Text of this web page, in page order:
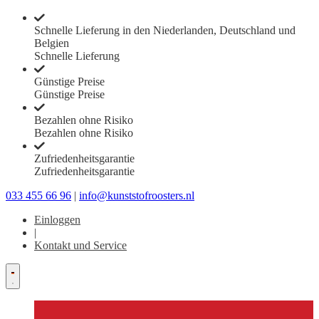
Schnelle Lieferung in den Niederlanden, Deutschland und
Belgien
Schnelle Lieferung
Günstige Preise
Günstige Preise
Bezahlen ohne Risiko
Bezahlen ohne Risiko
Zufriedenheitsgarantie
Zufriedenheitsgarantie
033 455 66 96 | info@kunststofroosters.nl
Einloggen
|
Kontakt und Service